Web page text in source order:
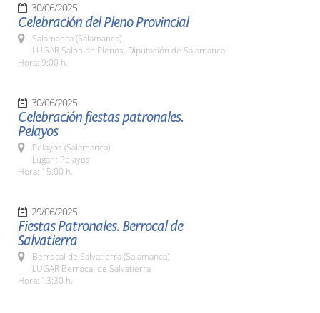
30/06/2025
Celebración del Pleno Provincial
Salamanca (Salamanca)
LUGAR Salón de Plenos. Diputación de Salamanca
Hora: 9:00 h.
30/06/2025
Celebración fiestas patronales.
Pelayos
Pelayos (Salamanca)
Lugar : Pelayos
Hora: 15:00 h.
29/06/2025
Fiestas Patronales. Berrocal de
Salvatierra
Berrocal de Salvatierra (Salamanca)
LUGAR Berrocal de Salvatierra
Hora: 13:30 h.